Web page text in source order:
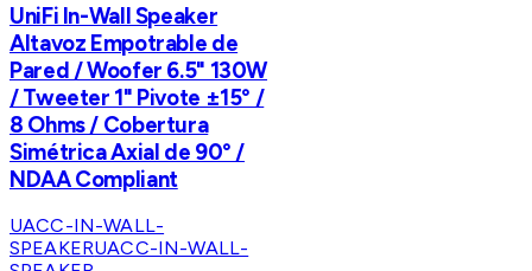
UniFi In-Wall Speaker
Altavoz Empotrable de
Pared / Woofer 6.5" 130W
/ Tweeter 1" Pivote ±15° /
8 Ohms / Cobertura
Simétrica Axial de 90° /
NDAA Compliant
UACC-IN-WALL-
SPEAKERUACC-IN-WALL-